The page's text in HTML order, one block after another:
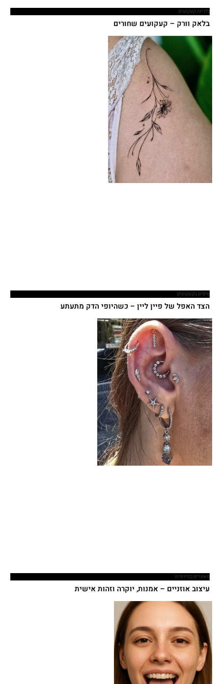
גלריות קעקועים
בלאק וורק – קעקועים שחורים
טיפים בקעקועים
הצד האפל של פיין ליין – כשהיופי הדק מתעתע
מאמרים בפירסינג
עיצוב אוזניים – אמנות, יוקרה וזהות אישית